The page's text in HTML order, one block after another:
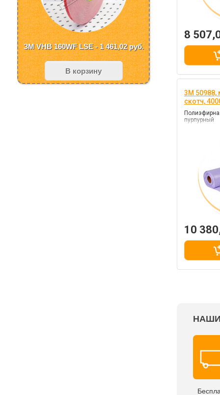
8
3M 50988,
скотч,
пурпурный
10
ЗМ VHB 160WF LSE - 1 461,02руб.
В корзину